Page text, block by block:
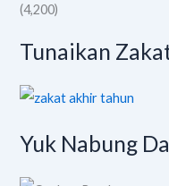
(4,200)
Tunaikan
Yuk Nabung